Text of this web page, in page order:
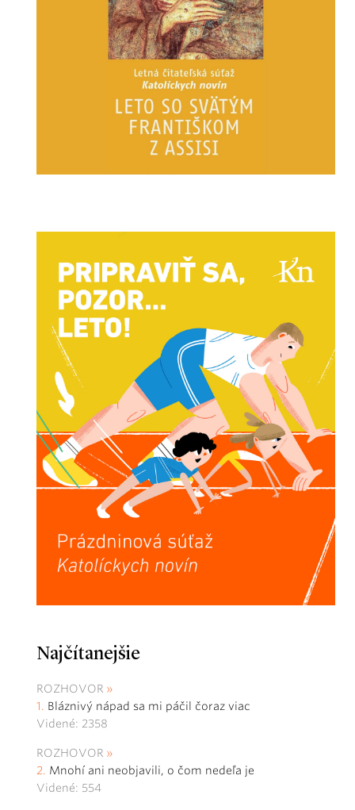
Najčítanejšie
ROZHOVOR
Bláznivý nápad sa mi páčil čoraz viac
Videné: 2358
ROZHOVOR
Mnohí ani neobjavili, o čom nedeľa je
Videné: 554